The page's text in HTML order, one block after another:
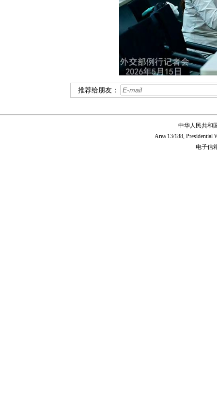
推荐给朋友：
中华人民共和
Area 13/188, Presidential
电子信